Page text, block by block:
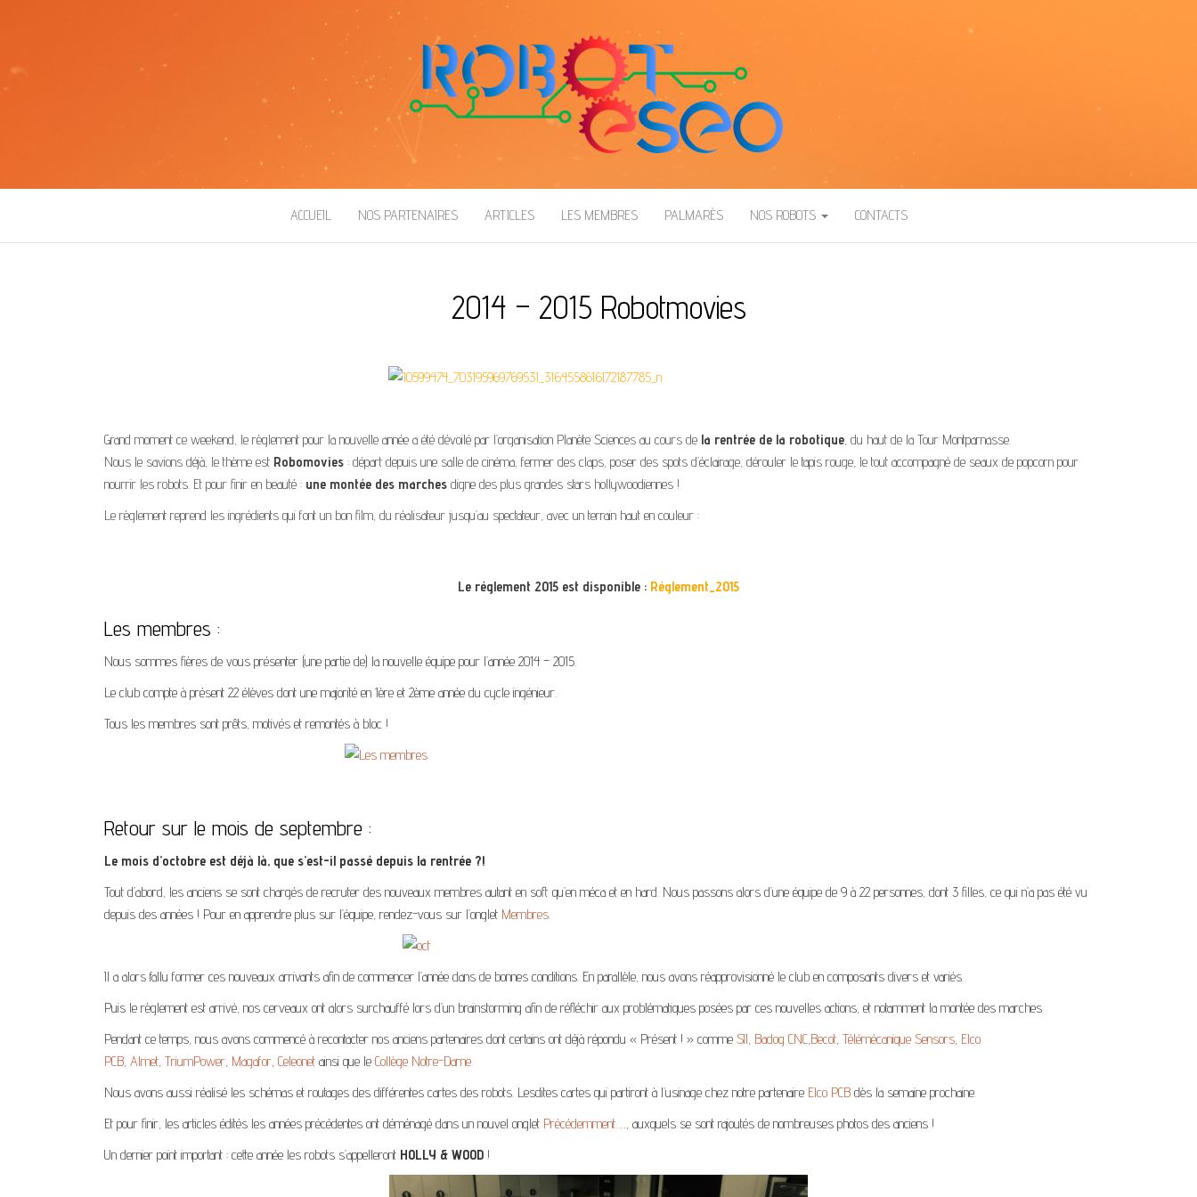
ROBOT ESEO
ACCUEIL NOS PARTENAIRES ARTICLES LES MEMBRES PALMARÈS NOS ROBOTS CONTACTS
2014 – 2015 Robotmovies
Grand moment ce weekend, le règlement pour la nouvelle année a été dévoilé par l’organisation Planète Sciences au cours de la rentrée de la robotique, du haut de la Tour Montparnasse.
Nous le savions déjà, le thème est Robomovies : départ depuis une salle de cinéma, fermer des claps, poser des spots d’éclairage, dérouler le tapis rouge, le tout accompagné de seaux de popcorn pour
nourrir les robots. Et pour finir en beauté : une montée des marches digne des plus grandes stars hollywoodiennes !
Le règlement reprend les ingrédients qui font un bon film, du réalisateur jusqu’au spectateur, avec un terrain haut en couleur :
Le réglement 2015 est disponible : Réglement_2015
Les membres :
Nous sommes fières de vous présenter (une partie de) la nouvelle équipe pour l’année 2014 – 2015.
Le club compte à présent 22 élèves dont une majorité en 1ère et 2ème année du cycle ingénieur.
Tous les membres sont prêts, motivés et remontés à bloc !
Retour sur le mois de septembre :
Le mois d’octobre est déjà là, que s’est-il passé depuis la rentrée ?!
Tout d’abord, les anciens se sont chargés de recruter des nouveaux membres autant en soft qu’en méca et en hard. Nous passons alors d’une équipe de 9 à 22 personnes, dont 3 filles, ce qui n’a pas été vu
depuis des années ! Pour en apprendre plus sur l’équipe, rendez-vous sur l’onglet Membres.
Il a alors fallu former ces nouveaux arrivants afin de commencer l’année dans de bonnes conditions. En parallèle, nous avons réapprovisionné le club en composants divers et variés.
Puis le règlement est arrivé, nos cerveaux ont alors surchauffé lors d’un brainstorming afin de réfléchir aux problématiques posées par ces nouvelles actions, et notamment la montée des marches.
Pendant ce temps, nous avons commencé à recontacter nos anciens partenaires dont certains ont déjà répondu « Présent ! » comme SII, Badog CNC,Becot, Télémécanique Sensors, Elco
PCB, Almet, TriumPower, Magafor, Celeonet ainsi que le Collège Notre-Dame.
Nous avons aussi réalisé les schémas et routages des différentes cartes des robots. Lesdites cartes qui partiront à l’usinage chez notre partenaire Elco PCB dès la semaine prochaine.
Et pour finir, les articles édités les années précédentes ont déménagé dans un nouvel onglet Précédemment …, auxquels se sont rajoutés de nombreuses photos des anciens !
Un dernier point important : cette année les robots s’appelleront HOLLY & WOOD !